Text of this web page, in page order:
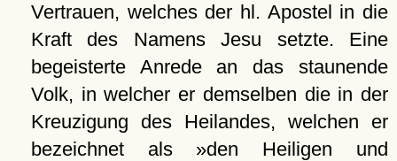
Vertrauen, welches der hl. Apostel in die
Kraft des Namens Jesu setzte. Eine
begeisterte Anrede an das staunende
Volk, in welcher er demselben die in der
Kreuzigung des Heilandes, welchen er
bezeichnet als »den Heiligen und